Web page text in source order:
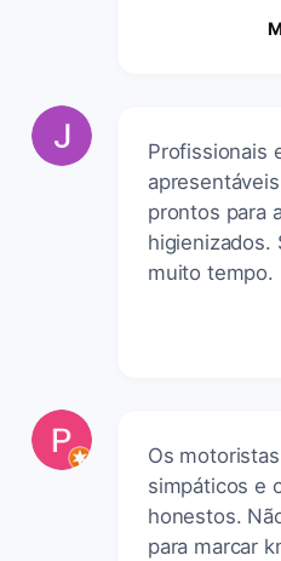
Profissionais
prontos para
higienizados.
muito tempo.
Os
simpáticos e
honestos.
para marcar